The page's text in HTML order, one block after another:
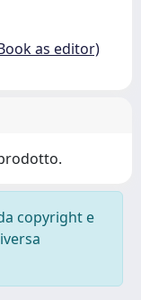
as editor)
copyright e